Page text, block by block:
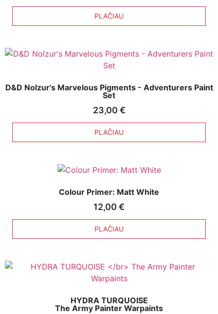
PLAČIAU
D&D Nolzur's Marvelous Pigments - Adventurers Paint
Set
23,00 €
PLAČIAU
Colour Primer: Matt White
12,00 €
PLAČIAU
HYDRA TURQUOISE
The Army Painter Warpaints